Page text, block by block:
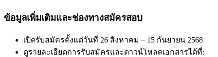
ข้อมูลเพิ่มเติมและช่องทางสมัครสอบ
เปิดรับสมัครตั้งแต่วันที่ 26 สิงหาคม – 15 กันยายน 2568
ดูรายละเอียดการรับสมัครและดาวน์โหลดเอกสารได้ที่: